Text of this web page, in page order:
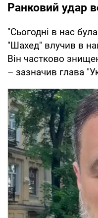
Ранковий удар
"Сьогодні в нас
"Шахед" влучив в
Він частково
– зазначив глава